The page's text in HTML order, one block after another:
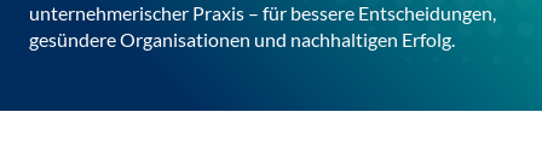
unternehmerischer Praxis – für bessere Entscheidungen,
gesündere Organisationen und nachhaltigen Erfolg.